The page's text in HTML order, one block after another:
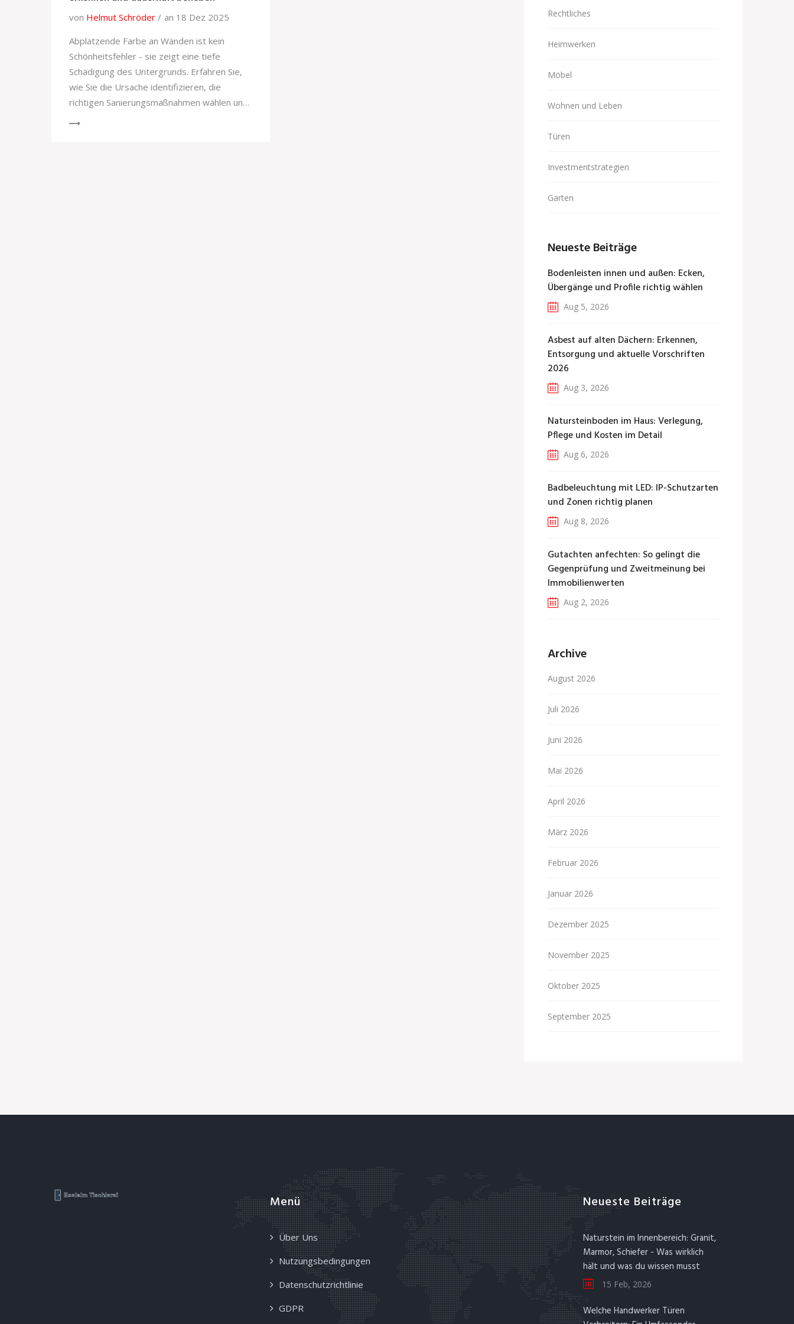
von Helmut Schröder
an 18 Dez 2025
Abplatzende Farbe an Wänden ist kein
Schönheitsfehler - sie zeigt eine tiefe
Schädigung des Untergrunds. Erfahren Sie,
wie Sie die Ursache identifizieren, die
richtigen Sanierungsmaßnahmen wählen und
Rechtliches
Heimwerken
Möbel
Wohnen und Leben
Türen
Investmentstrategien
Garten
Neueste Beiträge
Bodenleisten innen und außen: Ecken,
Übergänge und Profile richtig wählen
Aug 5, 2026
Asbest auf alten Dächern: Erkennen,
Entsorgung und aktuelle Vorschriften
2026
Aug 3, 2026
Natursteinboden im Haus: Verlegung,
Pflege und Kosten im Detail
Aug 6, 2026
Badbeleuchtung mit LED: IP-Schutzarten
und Zonen richtig planen
Aug 8, 2026
Gutachten anfechten: So gelingt die
Gegenprüfung und Zweitmeinung bei
Immobilienwerten
Aug 2, 2026
Archive
August 2026
Juli 2026
Juni 2026
Mai 2026
April 2026
März 2026
Februar 2026
Januar 2026
Dezember 2025
November 2025
Oktober 2025
September 2025
Menü
Über Uns
Nutzungsbedingungen
Datenschutzrichtlinie
GDPR
Neueste Beiträge
Naturstein im Innenbereich: Granit,
Marmor, Schiefer - Was wirklich
hält und was du wissen musst
15 Feb, 2026
Welche Handwerker Türen